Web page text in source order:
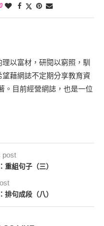
理以富材，研閱以窮照，馴
藉網誌不定期分享教育資
。目前經營網誌，也是一位
post
重組句子（三）
排句成段（八）